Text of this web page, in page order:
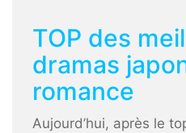
TOP des
dramas
romance
Aujourd’hui, après le